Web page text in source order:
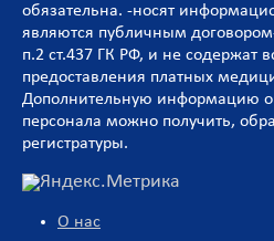
обязательна. -носят
являются публичным
п.2 ст.437 ГК РФ, и не содержат
предоставления платных
Дополнительную информацию о
персонала можно получить,
регистратуры.
О нас